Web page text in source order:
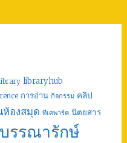
libraryhub
การอ่าน กิจกรรม คลิป
ห้องสมุด ทีเคพาร์ค นิตยสาร
บรรณารักษ์